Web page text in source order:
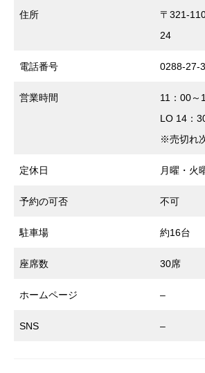
住所
〒321-
24
電話番号 0288-27-
営業時間
11：00～
LO 14：
※売切れ
定休日 月曜・火
予約の可否 不可
駐車場 約16台
座席数 30席
ホームページ –
SNS –